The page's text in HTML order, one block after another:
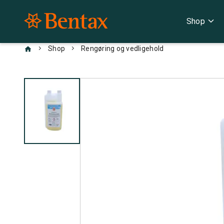
Shop expand_more
chevron_right Shop chevron_right Rengøring og vedligehold